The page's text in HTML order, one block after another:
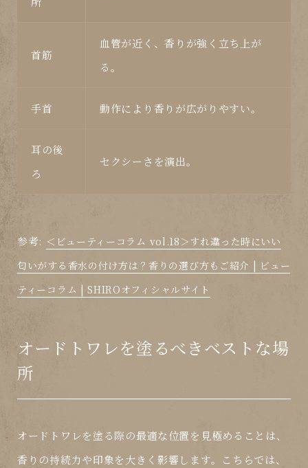
首筋
血管が近く、香りが強く立ち上が
る。
手首 動作により香りが広がりやすい。
耳の後
ろ
セクシーさを演出。
参考: ＜ビューティーコラム vol.18＞すれ違った時にいい
匂いがする香水の付け方は？香りの選び方もご紹介 | ビュー
ティーコラム | SHIROオフィシャルサイト
オードトワレを塗るべきベストな場
所
オードトワレを塗る際の最適な位置を見極めることは、
香りの持続力や印象を大きく影響します。こちらでは、